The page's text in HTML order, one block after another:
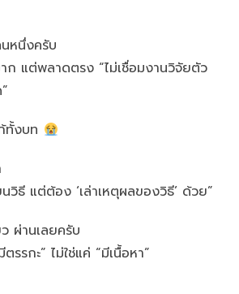
หนึ่งครับ
ก แต่พลาดตรง “ไม่เชื่อมงานวิจัยตัว
ทั้งบท
วิธี แต่ต้อง ‘เล่าเหตุผลของวิธี’ ด้วย”
ผ่านเลยครับ
ตรรกะ” ไม่ใช่แค่ “มีเนื้อหา”